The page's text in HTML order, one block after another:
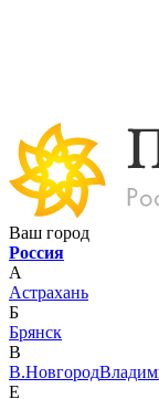
Ваш город
Россия
А
Астрахань
Б
Брянск
В
В.Новгород
Е